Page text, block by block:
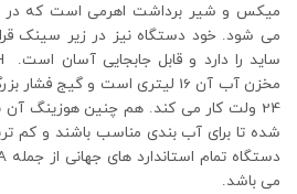
میکس و شیر برداشت اهرمی است که
می شود. خود دستگاه نیز در زیر سینک
مخزن آب آن 16 لیتری است و گیج
24 ولت کار می کند. هم چنین هوزینگ
شده تا برای آب بندی مناسب باشند و کم
می باشد.